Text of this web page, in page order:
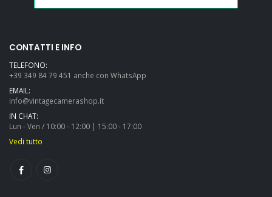
CONTATTI E INFO
TELEFONO:
+39 349 84 79 451 anche con WhatsApp
EMAIL:
info@vintagecamerashop.it
IN CHAT:
Lun - Ven / 10:00 - 12:00 | 15:00 - 17:00
Vedi tutto